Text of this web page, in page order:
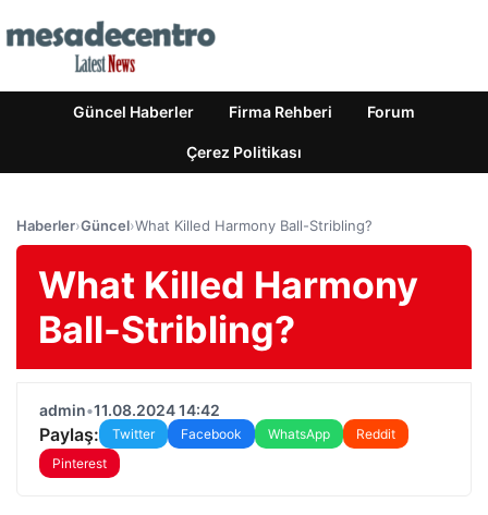
Güncel Haberler Firma Rehberi Forum
Çerez Politikası
Haberler›Güncel›What Killed Harmony Ball-Stribling?
What Killed Harmony
Ball-Stribling?
admin•11.08.2024 14:42
Paylaş: Twitter Facebook WhatsApp
Reddit
Pinterest